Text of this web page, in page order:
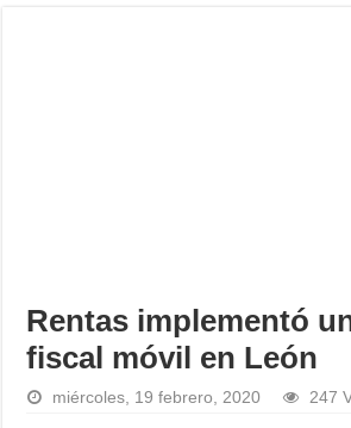
Rentas implementó
fiscal móvil en León
miércoles, 19 febrero, 2020 247